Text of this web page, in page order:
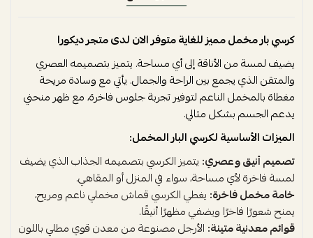
كرسي بار مخمل مميز للغاية متوفر الان لدى متجر ديكورا
يضيف لمسة من الأناقة إلى أي مساحة. يتميز بتصميمه العصري
والمتقن الذي يجمع بين الراحة والجمال. يأتي مع وسادة مريحة
مغطاة بالمخمل الناعم لتوفير تجربة جلوس فاخرة، مع ظهر منحني
يدعم الجسم بشكل مثالي.
الميزات الأساسية لكرسي البار المخمل:
تصميم أنيق وعصري: يتميز الكرسي بتصميمه الجذاب الذي يضيف
لمسة فاخرة لأي مساحة، سواء في المنزل أو المقاهي.
خامة مخمل فاخرة: يغطي الكرسي قماش مخملي ناعم ومريح،
يمنح شعورًا فاخرًا ويضفي مظهرًا أنيقًا.
قوائم معدنية متينة: الأرجل مصنوعة من معدن قوي مطلي باللون